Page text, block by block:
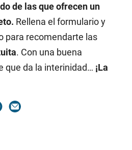
de las que ofrecen un
Rellena el formulario y
para recomendarte las
. Con una buena
que da la interinidad… ¡La